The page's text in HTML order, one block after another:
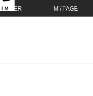
ORDER MYPAGE